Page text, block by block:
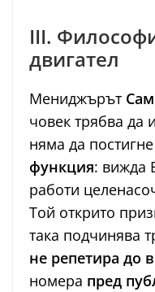
III.
двигател
Мениджърът
човек трябва да
няма да
функция: вижда
работи
Той открито
така подчинява
не репетира до
номера пред